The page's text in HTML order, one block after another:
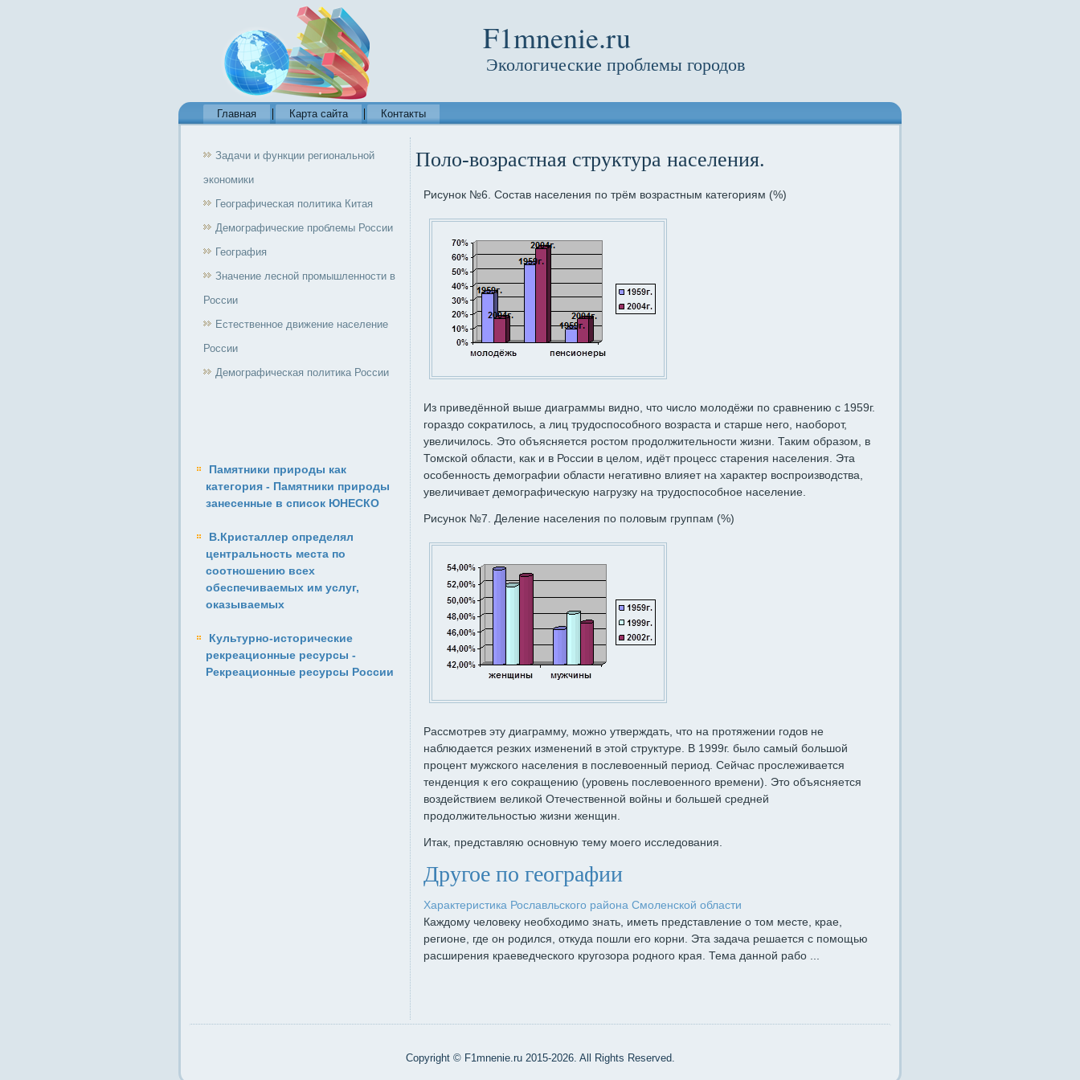
F1mnenie.ru
Экологические проблемы городов
Главная Карта сайта Контакты
Задачи и функции региональной
экономики
Географическая политика Китая
Демографические проблемы России
География
Значение лесной промышленности в
России
Естественное движение население
России
Демографическая политика России
Памятники природы как
категория - Памятники природы
занесенные в список ЮНЕСКО
В.Кристаллер определял
центральность места по
соотношению всех
обеспечиваемых им услуг,
оказываемых
Культурно-исторические
рекреационные ресурсы -
Рекреационные ресурсы России
Поло-возрастная структура населения.
Рисунок №6. Состав населения по трём возрастным категориям (%)
Из приведённой выше диаграммы видно, что число молодёжи по сравнению с 1959г.
гораздо сократилось, а лиц трудоспособного возраста и старше него, наоборот,
увеличилось. Это объясняется ростом продолжительности жизни. Таким образом, в
Томской области, как и в России в целом, идёт процесс старения населения. Эта
особенность демографии области негативно влияет на характер воспроизводства,
увеличивает демографическую нагрузку на трудоспособное население.
Рисунок №7. Деление населения по половым группам (%)
Рассмотрев эту диаграмму, можно утверждать, что на протяжении годов не
наблюдается резких изменений в этой структуре. В 1999г. было самый большой
процент мужского населения в послевоенный период. Сейчас прослеживается
тенденция к его сокращению (уровень послевоенного времени). Это объясняется
воздействием великой Отечественной войны и большей средней
продолжительностью жизни женщин.
Итак, представляю основную тему моего исследования.
Другое по географии
Характеристика Рославльского района Смоленской области
Каждому человеку необходимо знать, иметь представление о том месте, крае,
регионе, где он родился, откуда пошли его корни. Эта задача решается с помощью
расширения краеведческого кругозора родного края. Тема данной рабо ...
Copyright © F1mnenie.ru 2015-2026. All Rights Reserved.